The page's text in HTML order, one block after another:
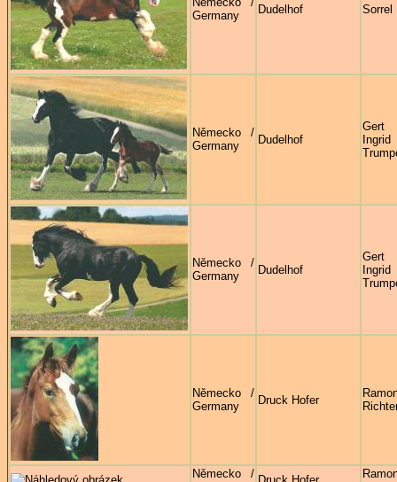
Germany
Dudelhof Sorrel
Německo /
Germany
Dudelhof
Ingrid
Německo /
Germany
Dudelhof
Ingrid
Německo /
Germany
Druck Hofer
Německo /